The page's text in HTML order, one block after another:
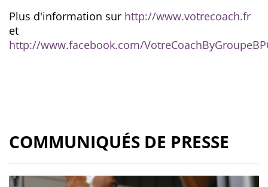
Plus d'information sur http://www.votrecoach.fr
et
http://www.facebook.com/
COMMUNIQUÉS DE PRESSE